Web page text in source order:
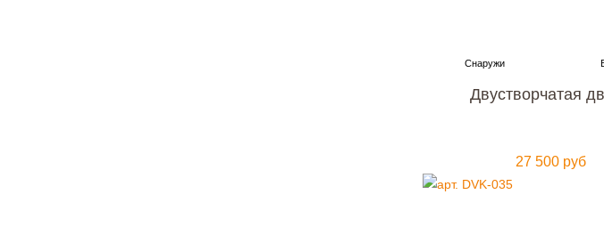
Двустворчатая
27 500 руб